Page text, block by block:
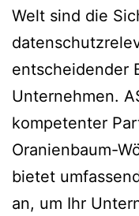
Welt sind die
entscheidender
Unternehmen.
kompetenter
Oranienbaum-
bietet
an, um Ihr